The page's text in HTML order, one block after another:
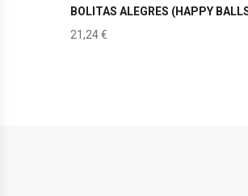
BOLITAS ALEGRES (HAPPY
21,24€